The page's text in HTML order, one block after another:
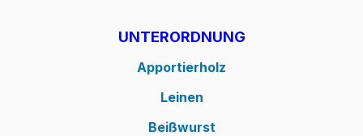
UNTERORDNUNG
Apportierholz
Leinen
Beißwurst